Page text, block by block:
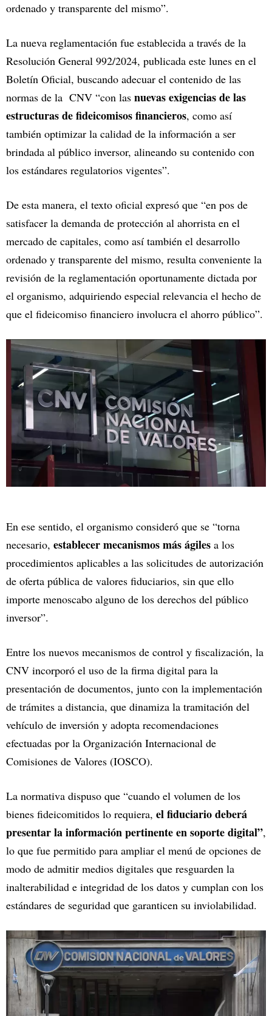
ordenado y transparente del mismo”.
La nueva reglamentación fue establecida a través de la
Resolución General 992/2024, publicada este lunes en el
Boletín Oficial, buscando adecuar el contenido de las
normas de la CNV “con las nuevas exigencias de las
estructuras de fideicomisos financieros, como así
también optimizar la calidad de la información a ser
brindada al público inversor, alineando su contenido con
los estándares regulatorios vigentes”.
De esta manera, el texto oficial expresó que “en pos de
satisfacer la demanda de protección al ahorrista en el
mercado de capitales, como así también el desarrollo
ordenado y transparente del mismo, resulta conveniente la
revisión de la reglamentación oportunamente dictada por
el organismo, adquiriendo especial relevancia el hecho de
que el fideicomiso financiero involucra el ahorro público”.
En ese sentido, el organismo consideró que se “torna
necesario, establecer mecanismos más ágiles a los
procedimientos aplicables a las solicitudes de autorización
de oferta pública de valores fiduciarios, sin que ello
importe menoscabo alguno de los derechos del público
inversor”.
Entre los nuevos mecanismos de control y fiscalización, la
CNV incorporó el uso de la firma digital para la
presentación de documentos, junto con la implementación
de trámites a distancia, que dinamiza la tramitación del
vehículo de inversión y adopta recomendaciones
efectuadas por la Organización Internacional de
Comisiones de Valores (IOSCO).
La normativa dispuso que “cuando el volumen de los
bienes fideicomitidos lo requiera, el fiduciario deberá
presentar la información pertinente en soporte digital”,
lo que fue permitido para ampliar el menú de opciones de
modo de admitir medios digitales que resguarden la
inalterabilidad e integridad de los datos y cumplan con los
estándares de seguridad que garanticen su inviolabilidad.